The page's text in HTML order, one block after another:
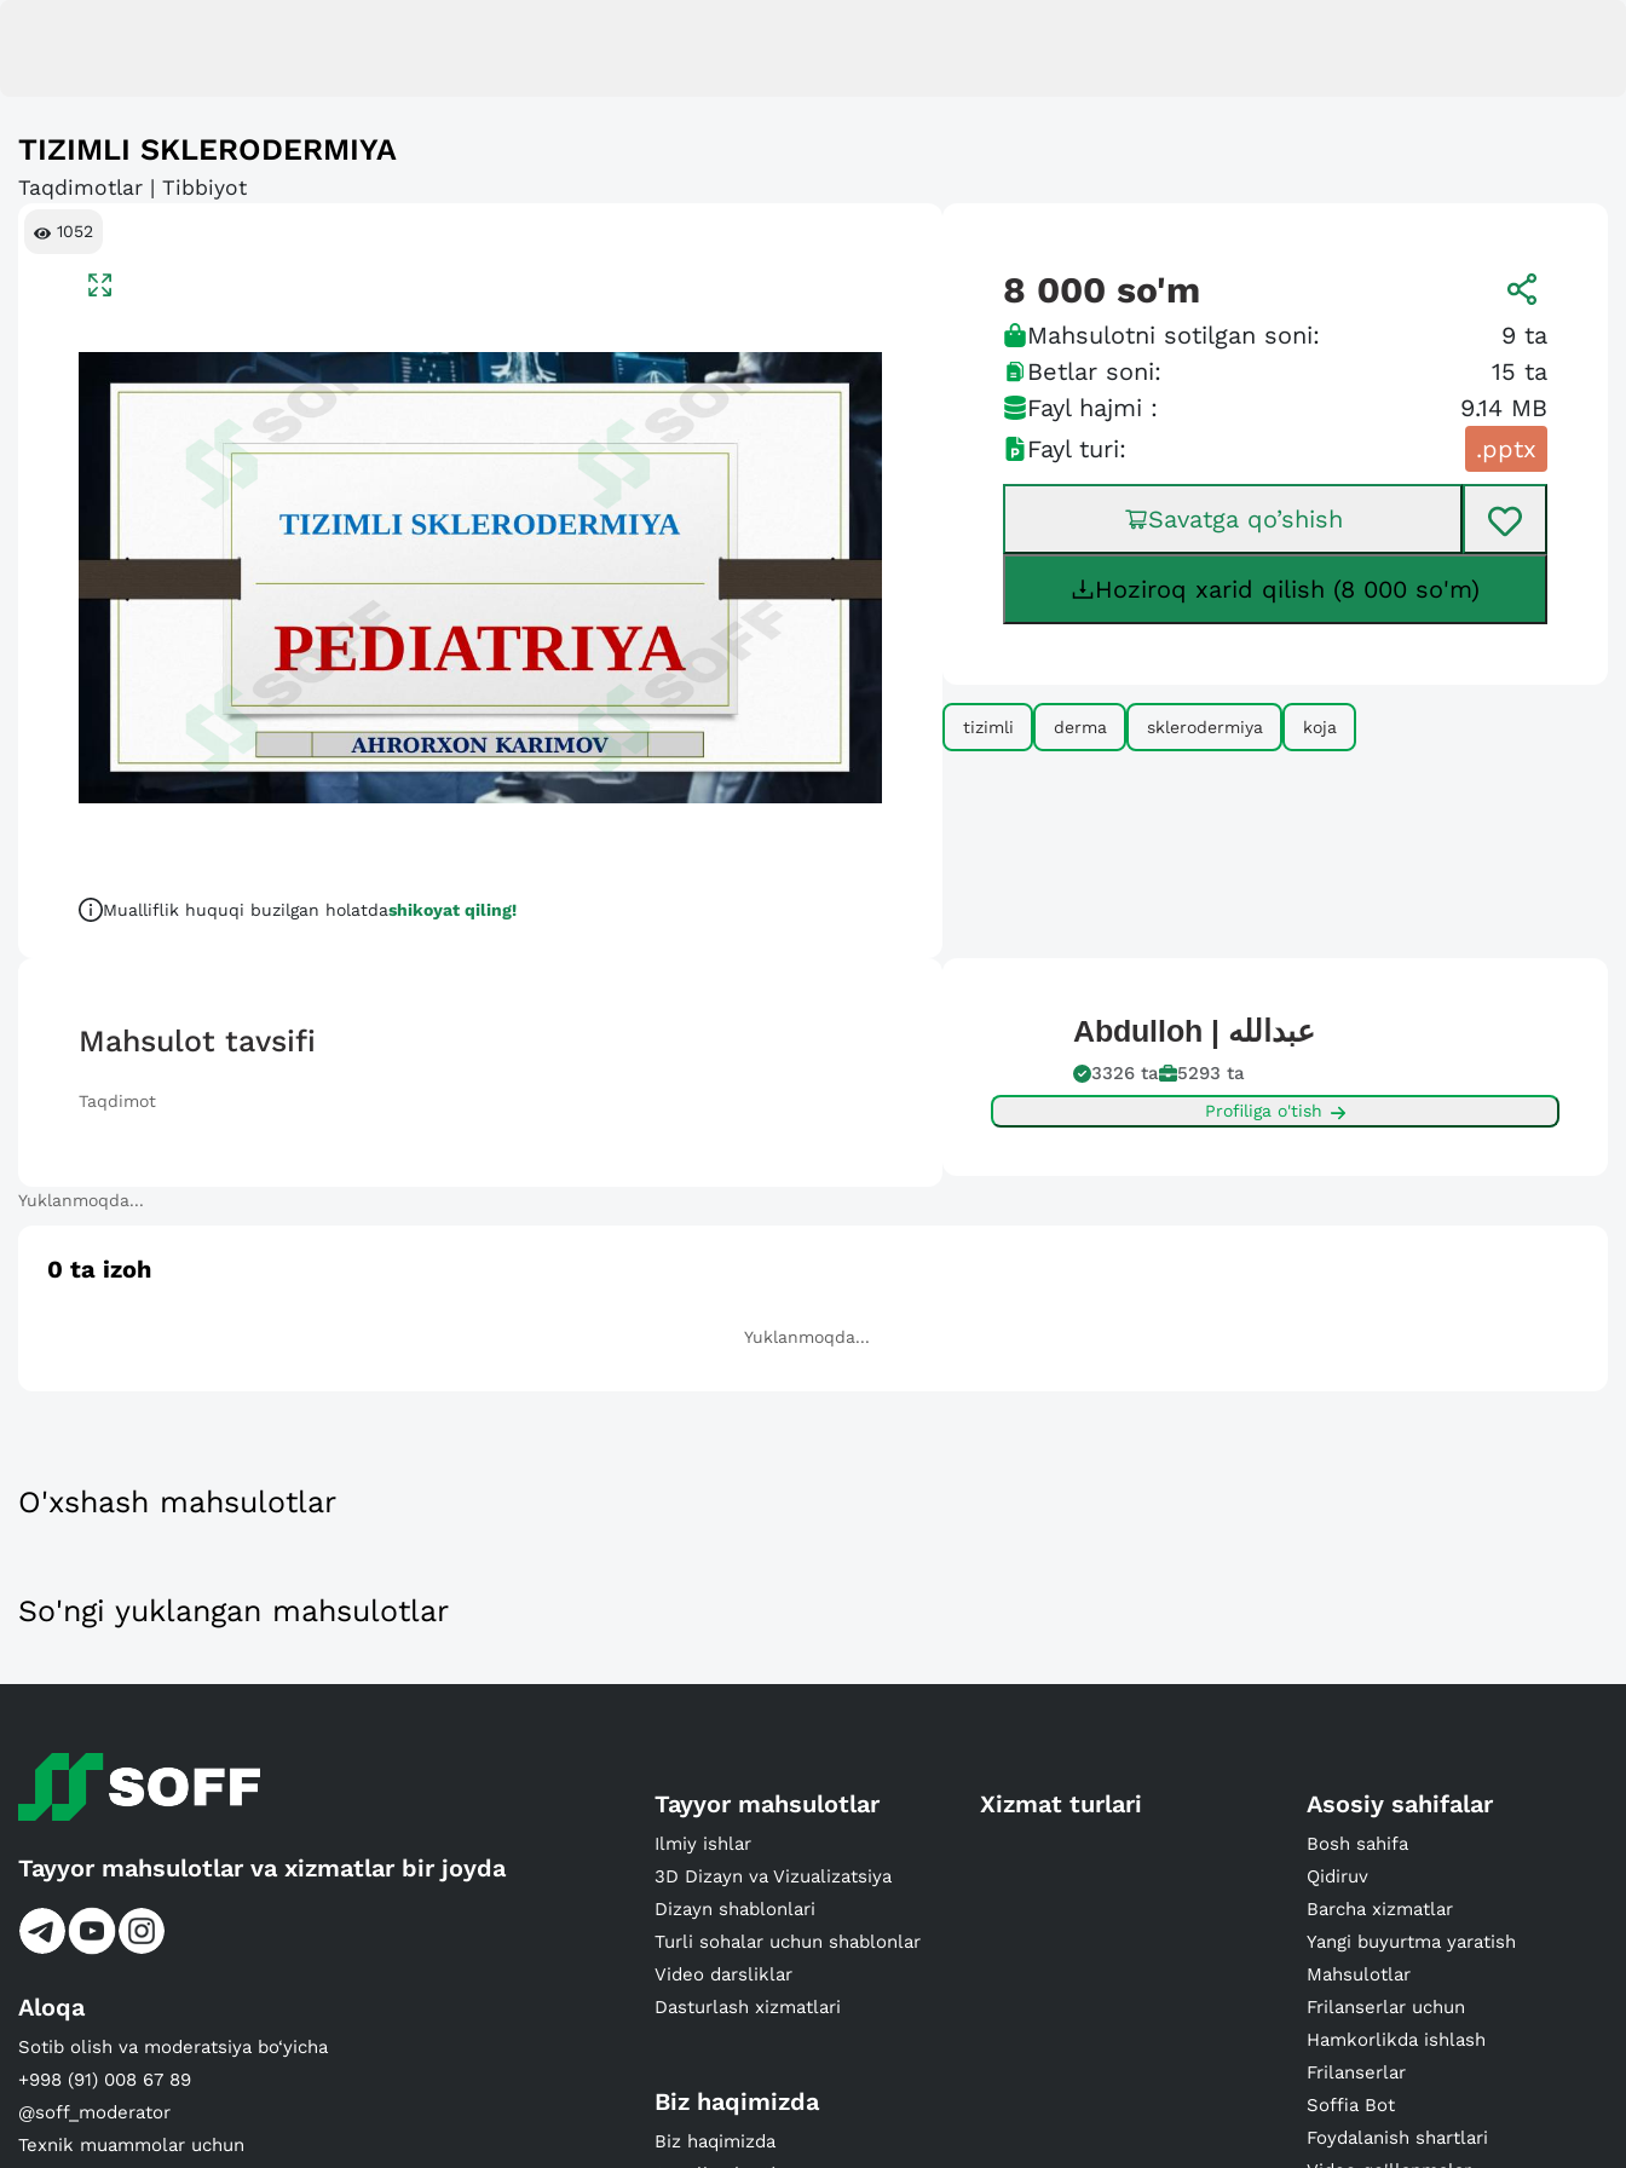
TIZIMLI SKLERODERMIYA
Taqdimotlar | Tibbiyot
1052
Mualliflik huquqi buzilgan holatdashikoyat qiling!
8 000 so'm
Mahsulotni sotilgan soni: 9 ta
Betlar soni:
15 ta
Fayl hajmi :
9.14 MB
Fayl turi:
.pptx
Savatga qo’shish
Hoziroq xarid qilish (8 000 so'm)
tizimli derma sklerodermiya koja
Mahsulot tavsifi
Taqdimot
Abdulloh | عبدالله
3326 ta 5293 ta
Profiliga o'tish
Yuklanmoqda...
0 ta izoh
Yuklanmoqda...
O'xshash mahsulotlar
So'ngi yuklangan mahsulotlar
Tayyor mahsulotlar va xizmatlar bir joyda
Aloqa
Sotib olish va moderatsiya bo‘yicha
+998 (91) 008 67 89
@soff_moderator
Texnik muammolar uchun
Tayyor mahsulotlar
Ilmiy ishlar
3D Dizayn va Vizualizatsiya
Dizayn shablonlari
Turli sohalar uchun shablonlar
Video darsliklar
Dasturlash xizmatlari
Xizmat turlari Asosiy sahifalar
Bosh sahifa
Qidiruv
Barcha xizmatlar
Yangi buyurtma yaratish
Mahsulotlar
Frilanserlar uchun
Hamkorlikda ishlash
Frilanserlar
Soffia Bot
Foydalanish shartlari
Biz haqimizda
Biz haqimizda